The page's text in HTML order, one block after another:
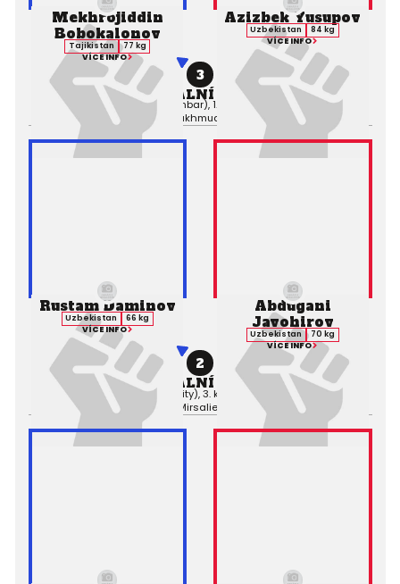
Mekhrojiddin
Bobokalonov
Tajikistan
77 kg
VÍCE INFO
3
PROFESIONÁLNÍ ZÁPAS MMA
Výsledek: Submission (Armbar), 1. kolo 3:43, Rozhodčí:Temur
Makhmudov
Azizbek Yusupov
Uzbekistan
84 kg
VÍCE INFO
Rustam Daminov
Uzbekistan
66 kg
VÍCE INFO
2
PROFESIONÁLNÍ ZÁPAS MMA
Výsledek: Decision (Majority), 3. kolo 5:00, Rozhodčí:
Davud
Mirsaliev
Abdugani
Javohirov
Uzbekistan
70 kg
VÍCE INFO